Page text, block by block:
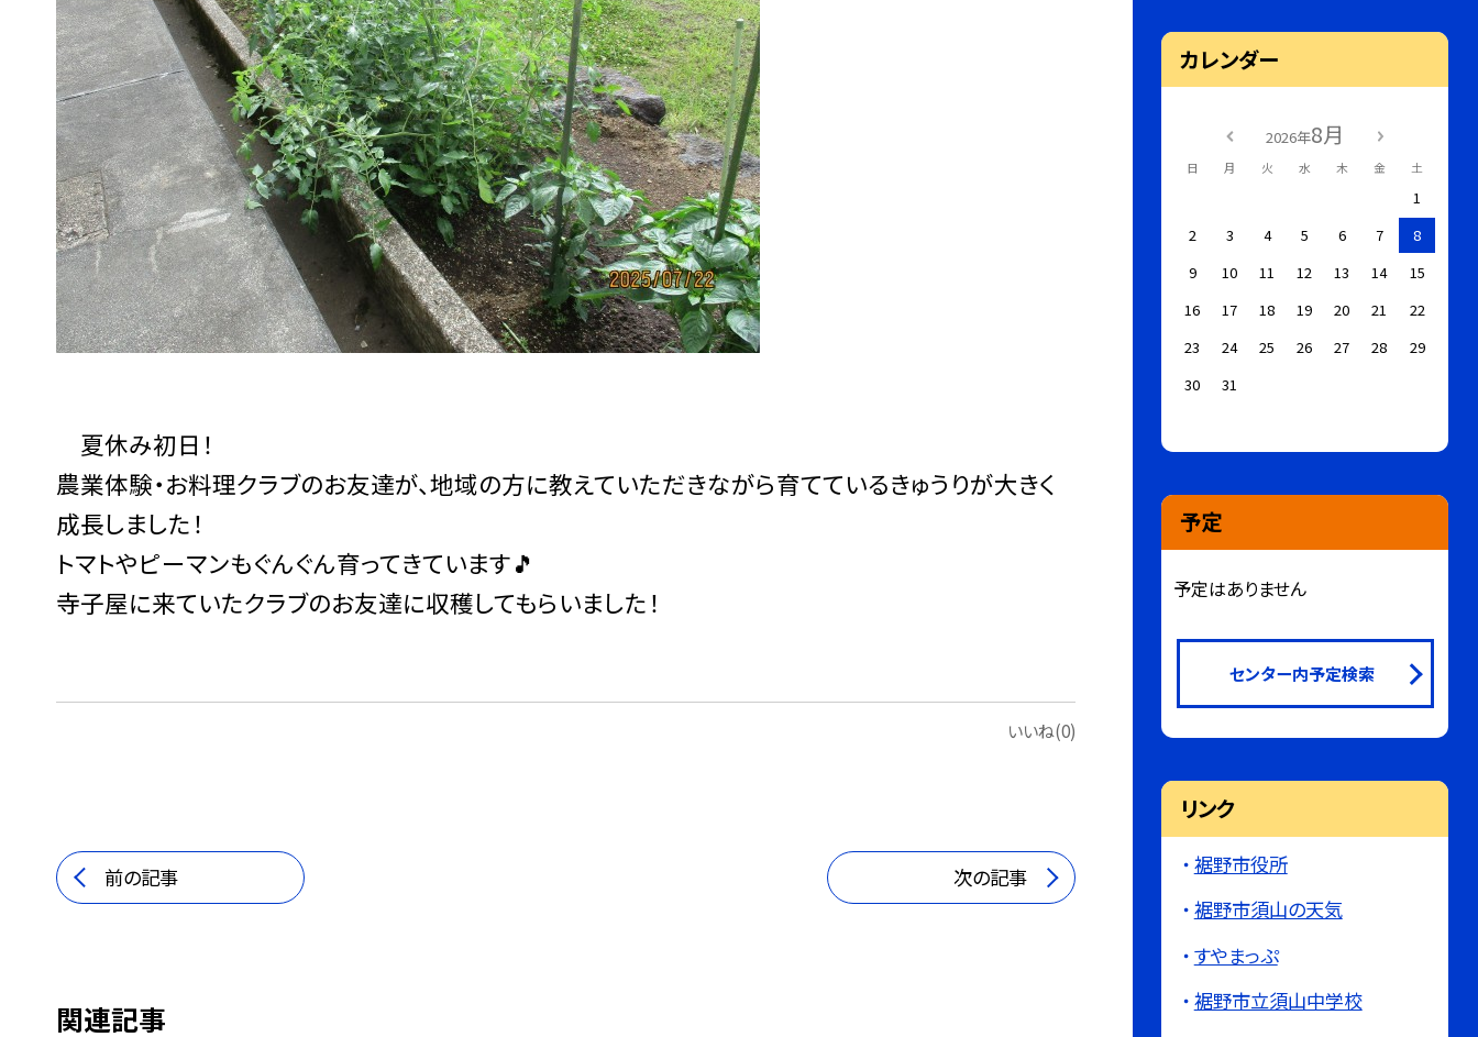
夏休み初日！
農業体験・お料理クラブのお友達が、地域の方に教えていただきながら育てているきゅうりが大きく
成長しました！
トマトやピーマンもぐんぐん育ってきています🎵
寺子屋に来ていたクラブのお友達に収穫してもらいました！
いいね(0)
前の記事 次の記事
関連記事
カレンダー
2026年8月
日 月 火 水 木 金 土
1
2
3 4 5 6 7
8
9
10 11 12 13 14
15
16
17 18 19 20 21
22
23
24 25 26 27 28
29
30
31
予定
予定はありません
センター内予定検索
リンク
裾野市役所
裾野市須山の天気
すやまっぷ
裾野市立須山中学校